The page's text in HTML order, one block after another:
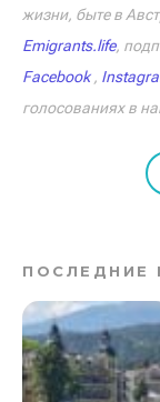
жизни, быте в
Emigrants.life,
Facebook,
голосованиях в
ПОСЛЕДНИЕ